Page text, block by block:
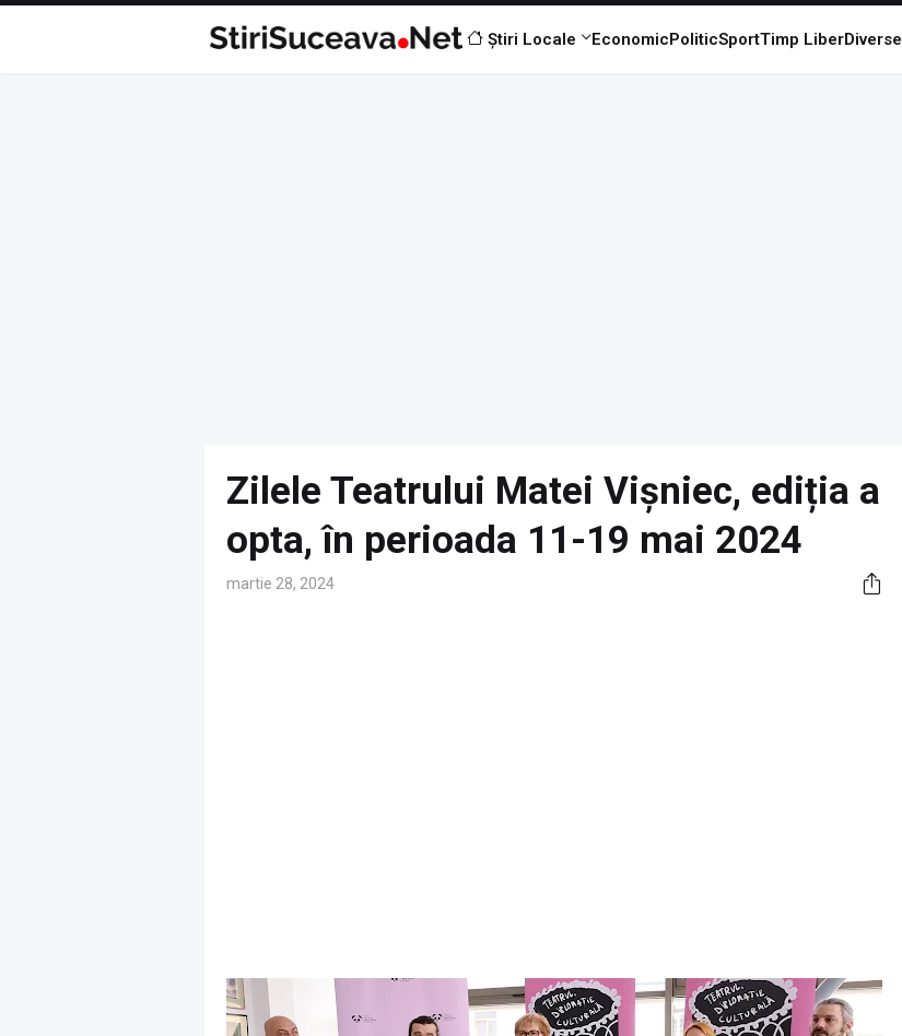
Știri Locale EconomicPoliticSportTimp LiberDiverse
Zilele Teatrului Matei Vișniec, ediția a
opta, în perioada 11-19 mai 2024
martie 28, 2024